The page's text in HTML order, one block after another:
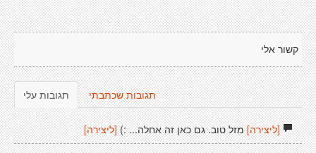
קשור אלי
תגובות עלי תגובות שכתבתי
[ליצירה]מזל טוב. גם כאן זה אחלה... :)[ליצירה]